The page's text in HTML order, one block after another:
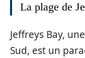
La plage de
Jeffreys Bay,
Sud, est un